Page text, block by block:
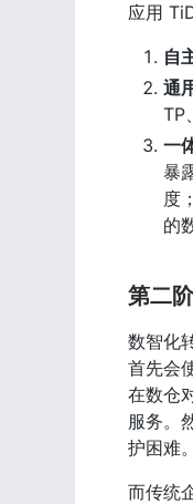
应用
自
通
TP
一
暴
度
的
第二
数智化
首先会
在数仓
服务。
护困难
而传统